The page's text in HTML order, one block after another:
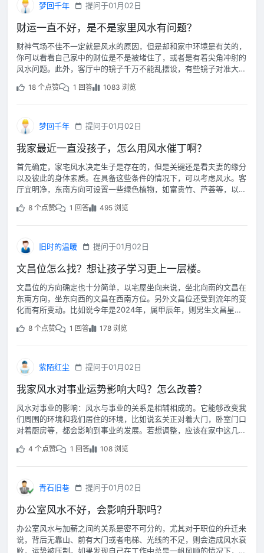
梦回千年 提问于01月02日
财运一直不好，是不是家里风水有问题？
财神气场不佳不一定就是风水的原因，但是却和家中环境是有关的，
你可以看看自己家中的财位是不是被堵住了，或者是有着尖角冲射的
风水问题。此外，客厅中的镜子千万不能乱摆设，有些镜子对准大门
18 个点赞 1 回答 1083 浏览
梦回千年 提问于01月02日
我家最近一直没孩子，怎么用风水催丁啊？
首先确定，家宅风水决定生子是存在的，但是关键还是看夫妻的缘分
以及彼此的身体素质。在具备这些条件的情况下，可以考虑风水。客
厅宜明净，东南方向可设置一些绿色植物，如富贵竹、芦荟等，以聚
8 个点赞 1 回答 495 浏览
旧时的温暖 提问于01月02日
文昌位怎么找？想让孩子学习更上一层楼。
文昌位的方向确定也十分简单，以宅屋坐向来说，坐北向南的文昌在
东南方向，坐东向西的文昌在西南方位。另外文昌位还受到流年的变
化而有所变动。比如说今年是2024年，属甲辰年，则男生文昌星位
8 个点赞 1 回答 178 浏览
紫陌红尘 提问于01月02日
我家风水对事业运势影响大吗？怎么改善？
风水对事业的影响：风水与事业的关系是相辅相成的。它能够改变我
们周围的环境和我们居住的环境，比如说玄关正对着大门，卧室门口
对着厨房等，都会影响到事业的发展。若想调整，应该在家中这几处
竹；书房书桌背后要有靠山，如墙上挂画、背后摆柜。
4 个点赞 1 回答 108 浏览
青石旧巷 提问于01月02日
办公室风水不好，会影响升职吗？
办公室风水与加薪之间的关系是密不可分的，尤其对于职位的升迁来
说，背后无靠山、前有大门或者电梯、光线的不足，则会造成风水衰
败，运势被压制。如果发现自己在工作中总是一帆风顺的情况下，那